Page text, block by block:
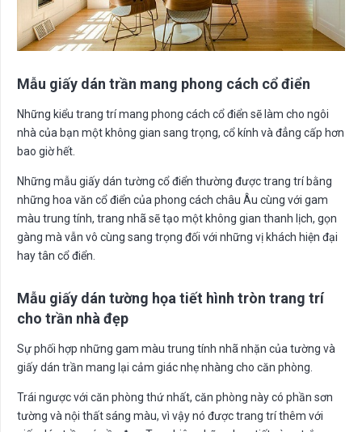
Mẫu giấy dán trần mang phong cách cổ điển
Những kiểu trang trí mang phong cách cổ điển sẽ làm cho ngôi
nhà của bạn một không gian sang trọng, cổ kính và đẳng cấp hơn
bao giờ hết.
Những mẫu giấy dán tường cổ điển thường được trang trí bằng
những hoa văn cổ điển của phong cách châu Âu cùng với gam
màu trung tính, trang nhã sẽ tạo một không gian thanh lịch, gọn
gàng mà vẫn vô cùng sang trọng đối với những vị khách hiện đại
hay tân cổ điển.
Mẫu giấy dán tường họa tiết hình tròn trang trí
cho trần nhà đẹp
Sự phối hợp những gam màu trung tính nhã nhặn của tường và
giấy dán trần mang lại cảm giác nhẹ nhàng cho căn phòng.
Trái ngược với căn phòng thứ nhất, căn phòng này có phần sơn
tường và nội thất sáng màu, vì vậy nó được trang trí thêm với